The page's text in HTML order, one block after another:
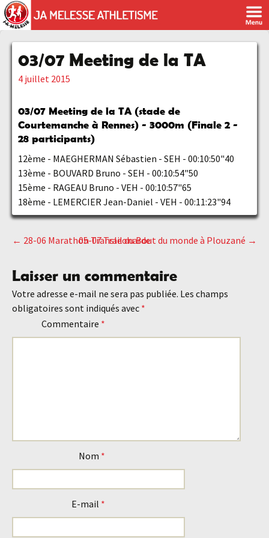
03/07 Meeting de la TA
4 juillet 2015
03/07 Meeting de la TA (stade de
Courtemanche à Rennes) - 3000m (Finale 2 -
28 participants)
12ème - MAEGHERMAN Sébastien - SEH - 00:10:50"40
13ème - BOUVARD Bruno - SEH - 00:10:54"50
15ème - RAGEAU Bruno - VEH - 00:10:57"65
18ème - LEMERCIER Jean-Daniel - VEH - 00:11:23"94
Navigation
des
articles
← 28-06 Marathon Transleonarde
05-07 Trail du Bout du monde à Plouzané →
Laisser un commentaire
Votre adresse e-mail ne sera pas publiée. Les champs
obligatoires sont indiqués avec *
Commentaire *
Nom *
E-mail *